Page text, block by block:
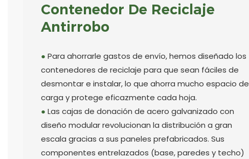
Contenedor De Reciclaje
Antirrobo
● Para ahorrarle gastos de envío, hemos diseñado los
contenedores de reciclaje para que sean fáciles de
desmontar e instalar, lo que ahorra mucho espacio de
carga y protege eficazmente cada hoja.
●Las cajas de donación de acero galvanizado con
diseño modular revolucionan la distribución a gran
escala gracias a sus paneles prefabricados. Sus
componentes entrelazados (base, paredes y techo)